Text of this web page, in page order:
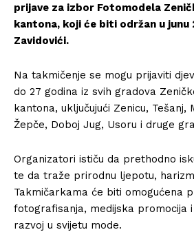
prijave za izbor Fotomodela
kantona, koji će biti održan u junu
Zavidovići.
Na takmičenje se mogu prijaviti
do 27 godina iz svih gradova
kantona, uključujući Zenicu, Tešanj,
Žepče, Doboj Jug, Usoru i druge
Organizatori ističu da prethodno
te da traže prirodnu ljepotu,
Takmičarkama će biti omogućena
fotografisanja, medijska promocija
razvoj u svijetu mode.